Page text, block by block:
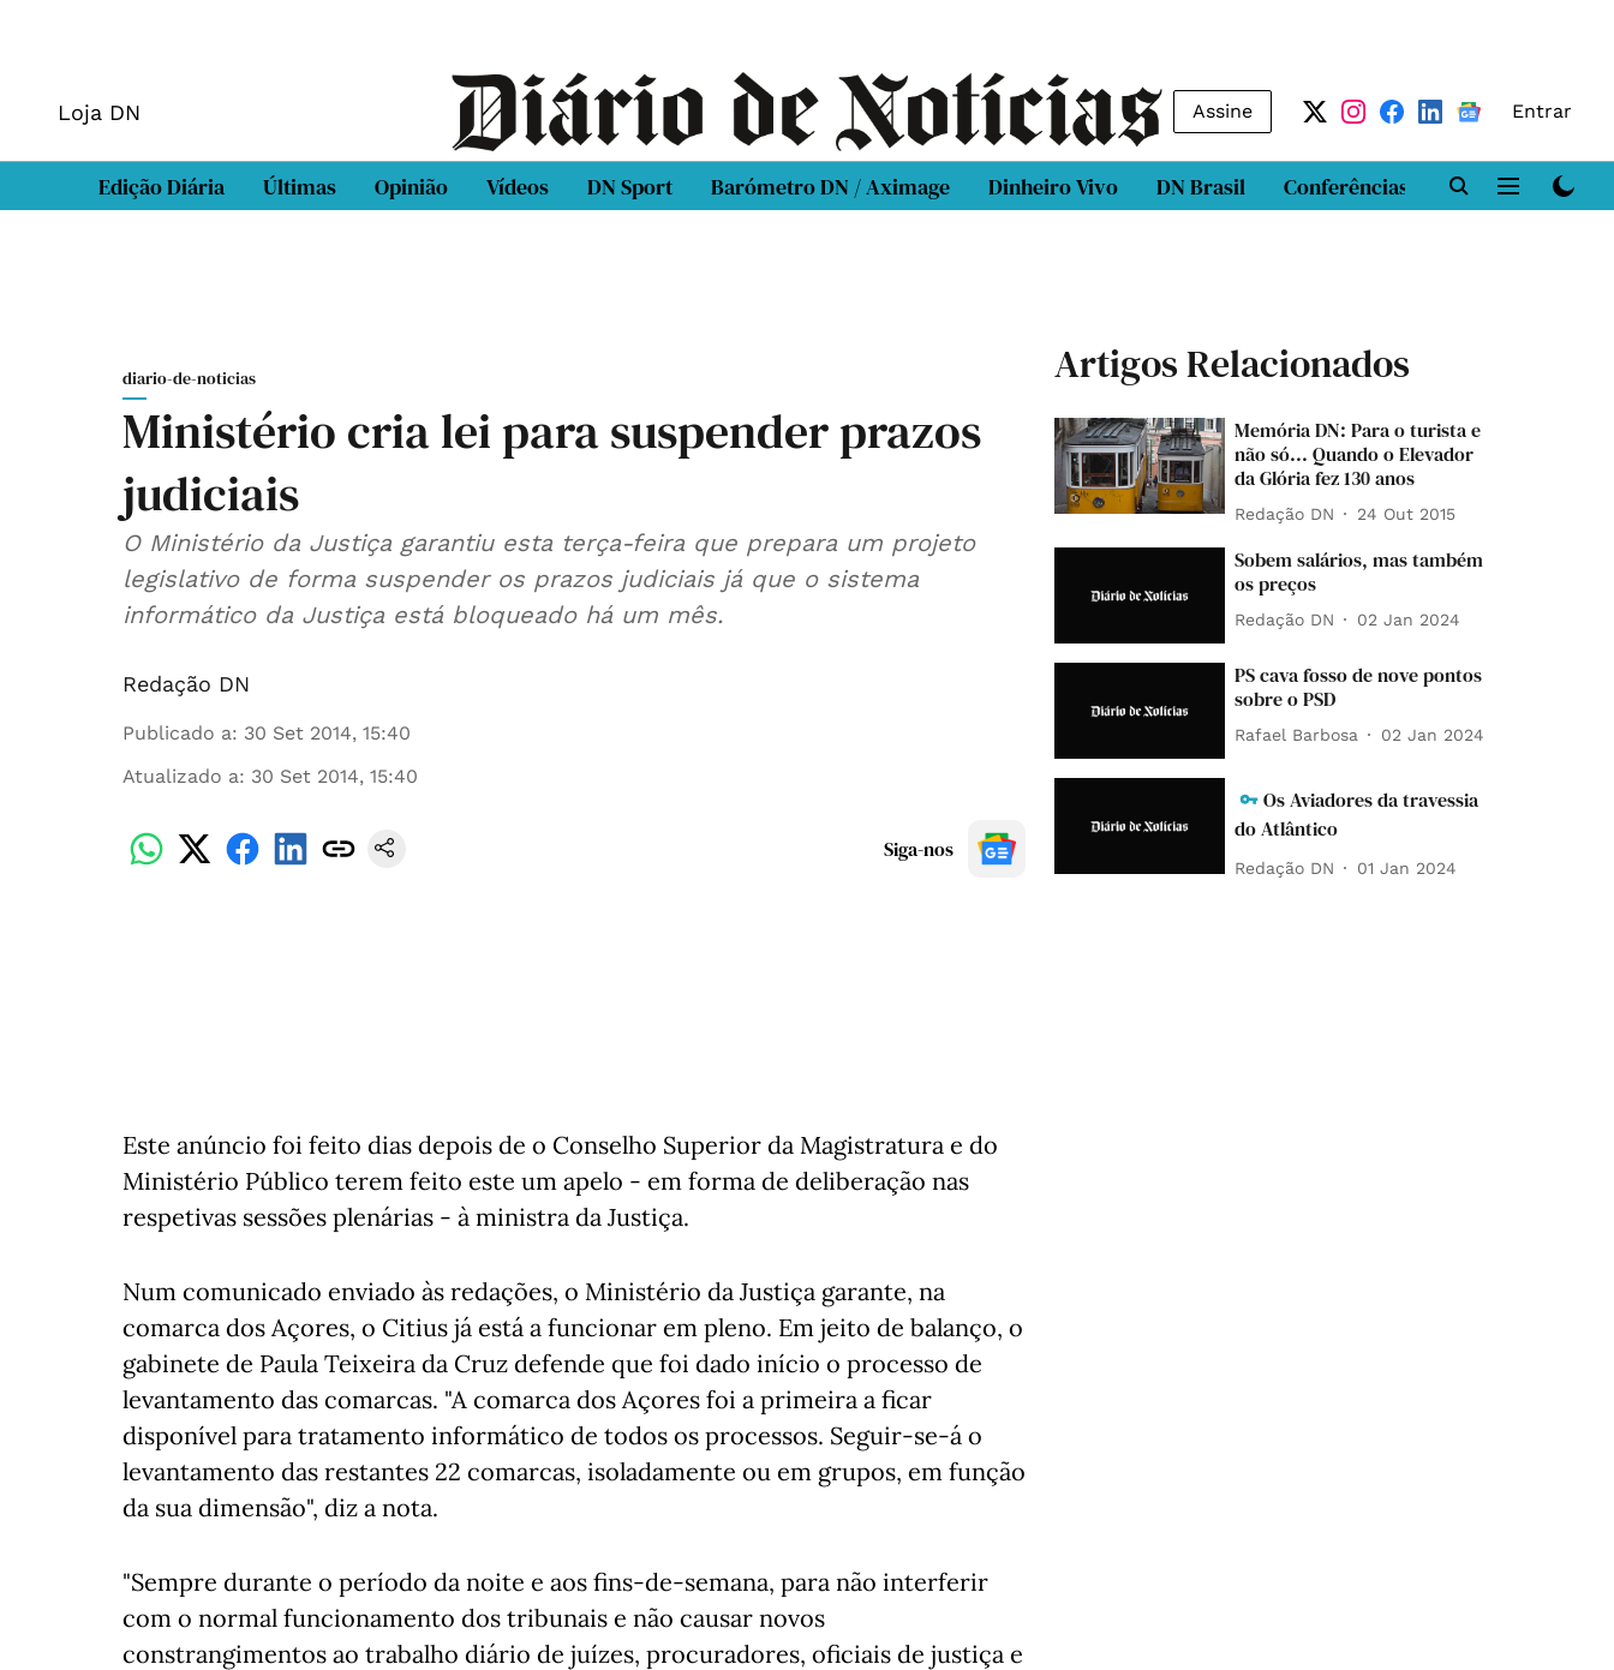
Loja DN Assine Entrar
Edição Diária Últimas Opinião Vídeos DN Sport Barómetro DN / Aximage Dinheiro Vivo DN Brasil Conferências DN LAB
diario-de-noticias
Ministério cria lei para suspender prazos
judiciais
O Ministério da Justiça garantiu esta terça-feira que prepara um projeto
legislativo de forma suspender os prazos judiciais já que o sistema
informático da Justiça está bloqueado há um mês.
Redação DN
Publicado a: 30 Set 2014, 15:40
Atualizado a: 30 Set 2014, 15:40
Siga-nos
Este anúncio foi feito dias depois de o Conselho Superior da Magistratura e do
Ministério Público terem feito este um apelo - em forma de deliberação nas
respetivas sessões plenárias - à ministra da Justiça.
Num comunicado enviado às redações, o Ministério da Justiça garante, na
comarca dos Açores, o Citius já está a funcionar em pleno. Em jeito de balanço, o
gabinete de Paula Teixeira da Cruz defende que foi dado início o processo de
levantamento das comarcas. "A comarca dos Açores foi a primeira a ficar
disponível para tratamento informático de todos os processos. Seguir-se-á o
levantamento das restantes 22 comarcas, isoladamente ou em grupos, em função
da sua dimensão", diz a nota.
"Sempre durante o período da noite e aos fins-de-semana, para não interferir
com o normal funcionamento dos tribunais e não causar novos
constrangimentos ao trabalho diário de juízes, procuradores, oficiais de justiça e
Artigos Relacionados
Memória DN: Para o turista e
não só... Quando o Elevador
da Glória fez 130 anos
Redação DN 24 Out 2015
Sobem salários, mas também
os preços
Redação DN 02 Jan 2024
PS cava fosso de nove pontos
sobre o PSD
Rafael Barbosa 02 Jan 2024
Os Aviadores da travessia
do Atlântico
Redação DN 01 Jan 2024